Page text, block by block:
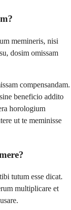
memineris, nisi
dosim omissam
compensandam.
beneficio addito
horologium
ut te meminisse
tutum esse dicat.
multiplicare et